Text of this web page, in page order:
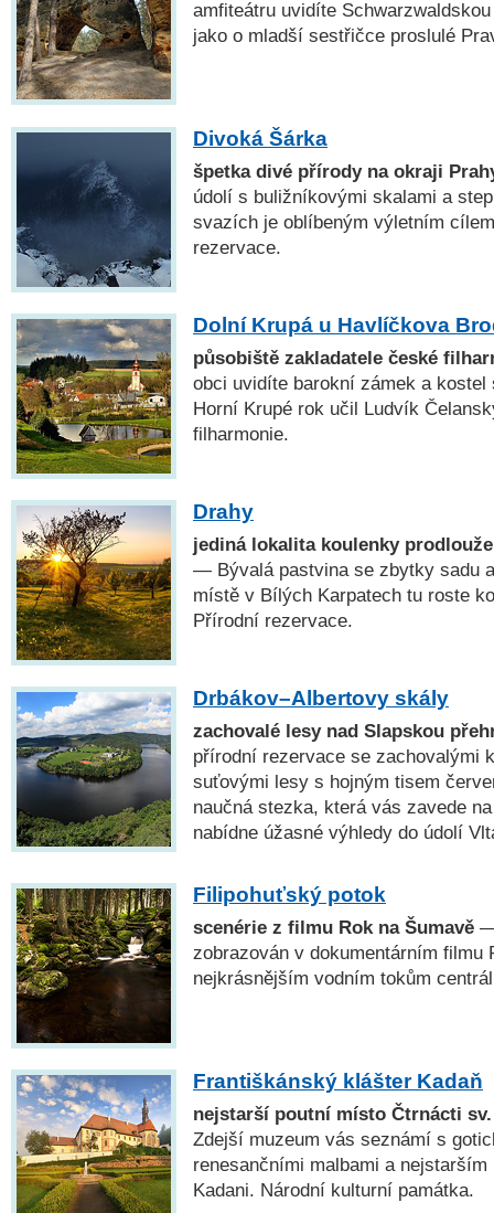
amfiteátru uvidíte
jako o mladší sestřičce proslulé
Divoká Šárka
špetka divé přírody na okraji
údolí s buližníkovými skalami a
svazích je oblíbeným výletním
rezervace.
Dolní Krupá u Havlíčkova
působiště zakladatele české
obci uvidíte barokní zámek a kostel
Horní Krupé rok učil Ludvík
filharmonie.
Drahy
jediná lokalita koulenky
— Bývalá pastvina se zbytky sadu
místě v Bílých Karpatech tu roste
Přírodní rezervace.
Drbákov–Albertovy skály
zachovalé lesy nad Slapskou
přírodní rezervace se zachovalými
suťovými lesy s hojným tisem
naučná stezka, která vás zavede
nabídne úžasné výhledy do údolí
Filipohuťský potok
scenérie z filmu Rok na Šumavě —
zobrazován v dokumentárním filmu
nejkrásnějším vodním tokům
Františkánský klášter Kadaň
nejstarší poutní místo Čtrnácti
Zdejší muzeum vás seznámí s
renesančními malbami a
Kadani. Národní kulturní památka.